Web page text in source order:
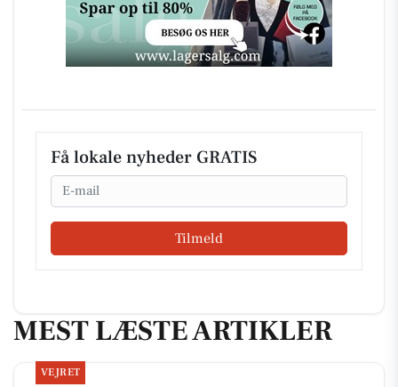
Få lokale nyheder GRATIS
Email
Tilmeld
MEST LÆSTE ARTIKLER
VEJRET